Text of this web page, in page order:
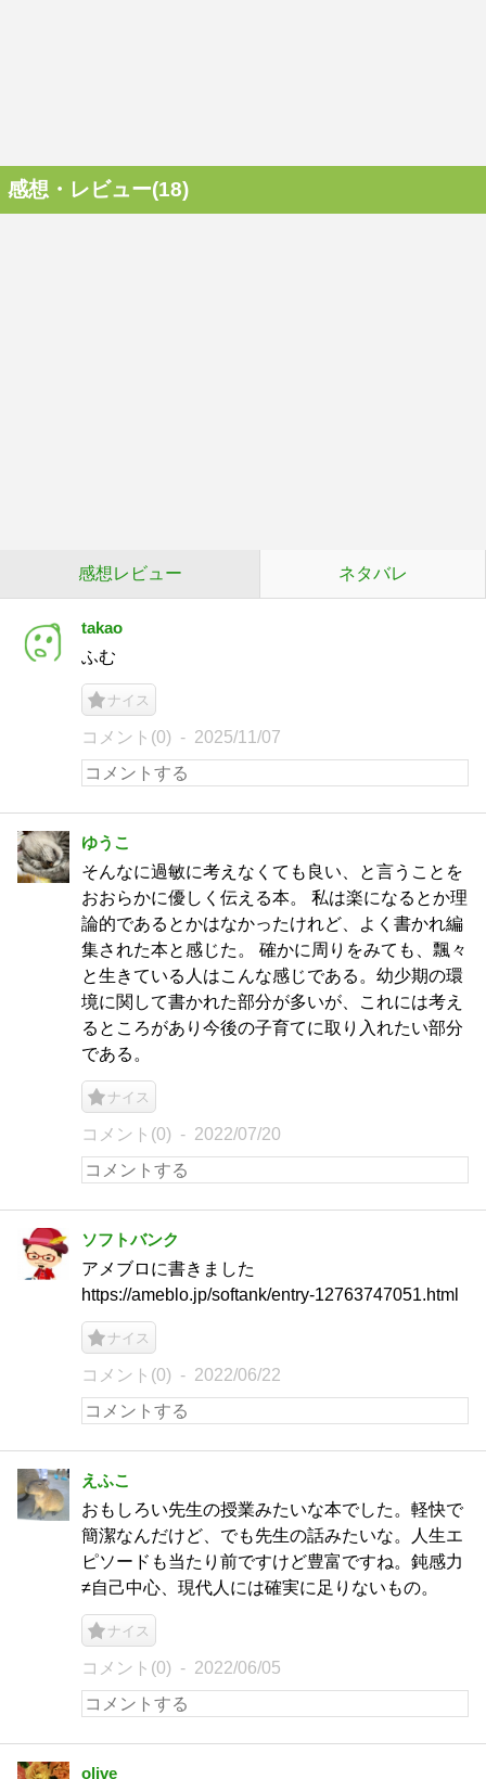
感想・レビュー(18)
感想レビュー ネタバレ
takao
ふむ
ナイス
コメント(0) 2025/11/07
ゆうこ
そんなに過敏に考えなくても良い、と言うことを
おおらかに優しく伝える本。 私は楽になるとか理
論的であるとかはなかったけれど、よく書かれ編
集された本と感じた。 確かに周りをみても、飄々
と生きている人はこんな感じである。幼少期の環
境に関して書かれた部分が多いが、これには考え
るところがあり今後の子育てに取り入れたい部分
である。
ナイス
コメント(0) 2022/07/20
ソフトバンク
アメブロに書きました
https://ameblo.jp/softank/entry-12763747051.html
ナイス
コメント(0) 2022/06/22
えふこ
おもしろい先生の授業みたいな本でした。軽快で
簡潔なんだけど、でも先生の話みたいな。人生エ
ピソードも当たり前ですけど豊富ですね。鈍感力
≠自己中心、現代人には確実に足りないもの。
ナイス
コメント(0) 2022/06/05
olive